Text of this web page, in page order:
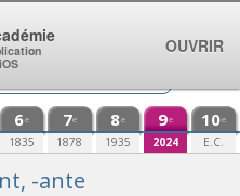
6e
1835
7e
1878
8e
1935
9e
2024
10e
E.C.
-ante
OUVRIR